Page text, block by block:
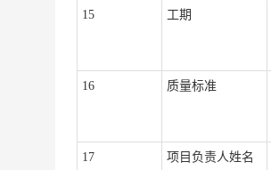
15 工期
16 质量标准
17 项目 负责人姓名